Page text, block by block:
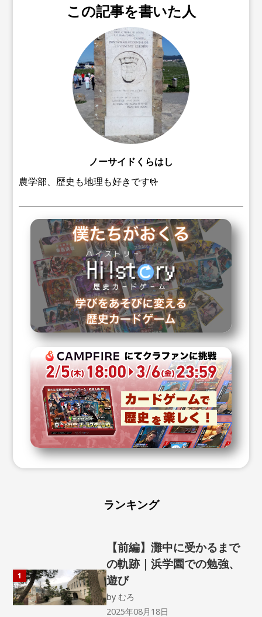
この記事を書いた人
ノーサイドくらはし
農学部、歴史も地理も好きです🤟
ランキング
1
【前編】灘中に受かるまで
の軌跡｜浜学園での勉強、
遊び
byむろ
2025年08月18日